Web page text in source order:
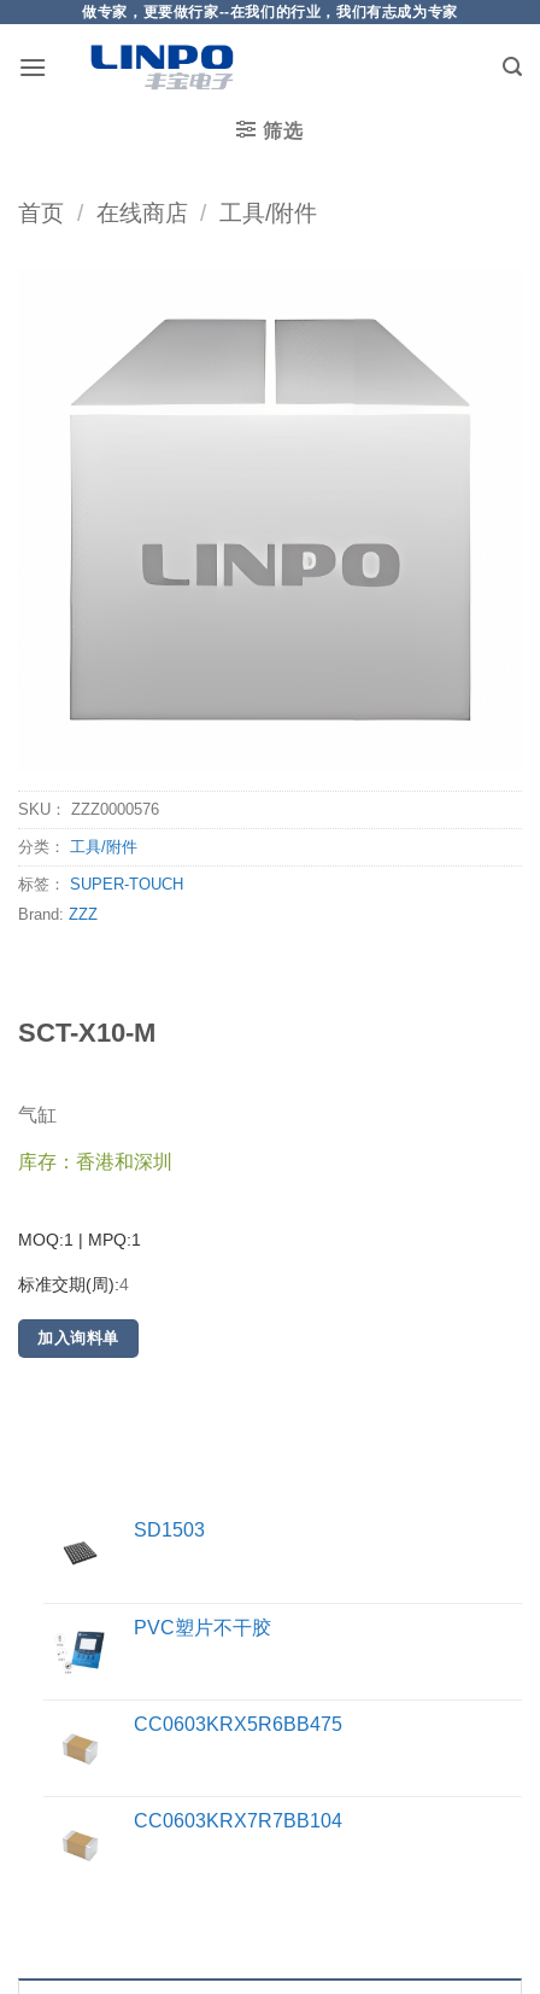
做专家，更要做行家--在我们的行业，我们有志成为专家
筛选
首页 / 在线商店 / 工具/附件
SKU： ZZZ0000576
分类： 工具/附件
标签： SUPER-TOUCH
Brand: ZZZ
SCT-X10-M
气缸
库存：香港和深圳
MOQ:1 | MPQ:1
标准交期(周):4
加入询料单
SD1503
PVC塑片不干胶
CC0603KRX5R6BB475
CC0603KRX7R7BB104